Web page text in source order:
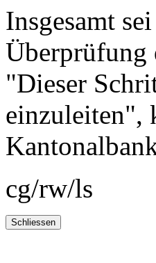
Insgesamt
Überprüfung
"Dieser
einzuleiten",
cg/rw/ls
Schliessen